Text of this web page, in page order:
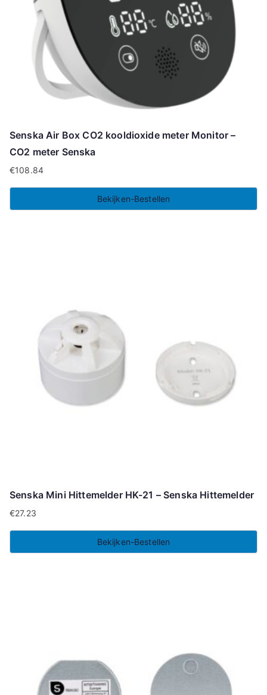
Senska Air Box CO2 kooldioxide meter Monitor –
CO2 meter Senska
€108.84
Bekijken-Bestellen
Senska Mini Hittemelder HK-21 – Senska Hittemelder
€27.23
Bekijken-Bestellen